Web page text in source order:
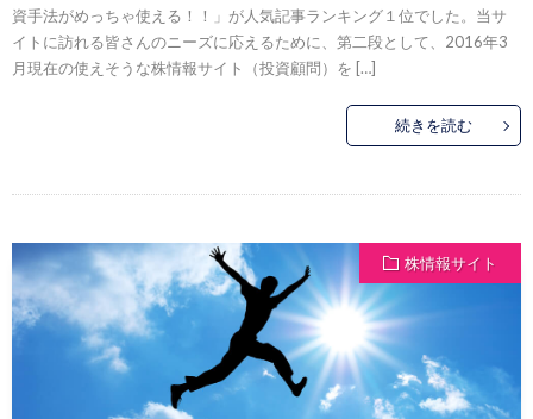
資手法がめっちゃ使える！！」が人気記事ランキング１位でした。当サ
イトに訪れる皆さんのニーズに応えるために、第二段として、2016年3
月現在の使えそうな株情報サイト（投資顧問）を […]
続きを読む
株情報サイト